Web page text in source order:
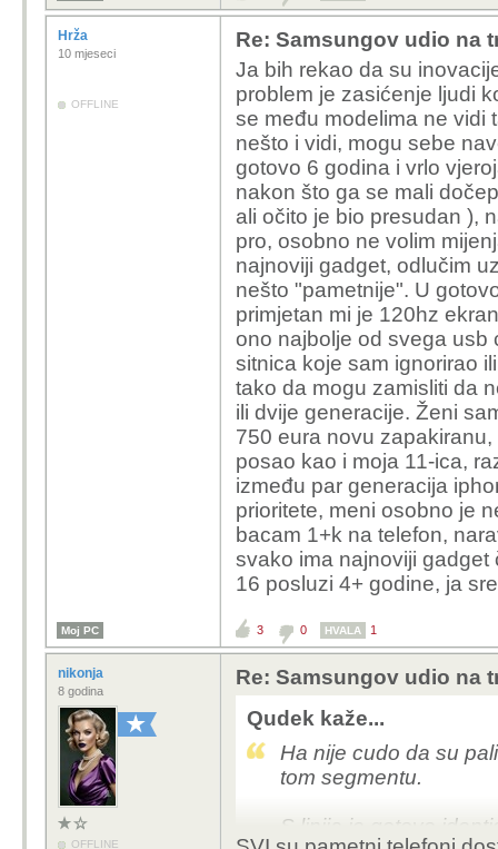
Kao dugogodisnji
seriju je pod velikim
Hrža
10 mjeseci
OFFLINE
Re: Samsungov udio na
Ja bih rekao da su
problem je zasićenje ljudi
se među modelima ne vidi
nešto i vidi, mogu sebe
gotovo 6 godina i vrlo
nakon što ga se mali
ali očito je bio presudan ),
pro, osobno ne volim
najnoviji gadget, odlučim
nešto "pametnije". U
primjetan mi je 120hz
ono najbolje od svega usb
sitnica koje sam ignorirao
tako da mogu zamisliti da
ili dvije generacije. Ženi
750 eura novu
posao kao i moja 11-ica,
između par generacija
prioritete, meni osobno je
bacam 1+k na telefon,
svako ima najnoviji gadget
16 posluzi 4+ godine, ja
Moj PC 3 0 HVALA 1
nikonja
8 godina
OFFLINE
Re: Samsungov udio na
Qudek kaže...
Ha nije cudo da su
tom segmentu.
S linija je gotovo